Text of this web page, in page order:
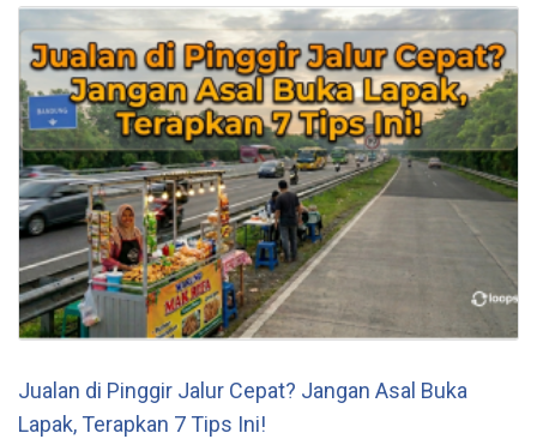
Jualan di Pinggir Jalur Cepat? Jangan Asal Buka
Lapak, Terapkan 7 Tips Ini!